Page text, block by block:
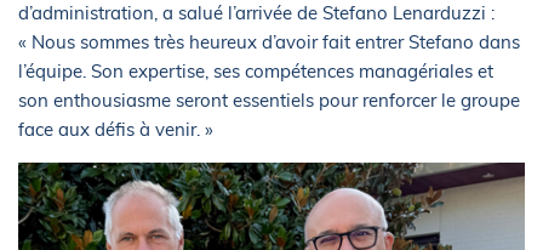
d’administration, a salué l’arrivée de Stefano Lenarduzzi :
« Nous sommes très heureux d’avoir fait entrer Stefano dans
l’équipe. Son expertise, ses compétences managériales et
son enthousiasme seront essentiels pour renforcer le groupe
face aux défis à venir. »